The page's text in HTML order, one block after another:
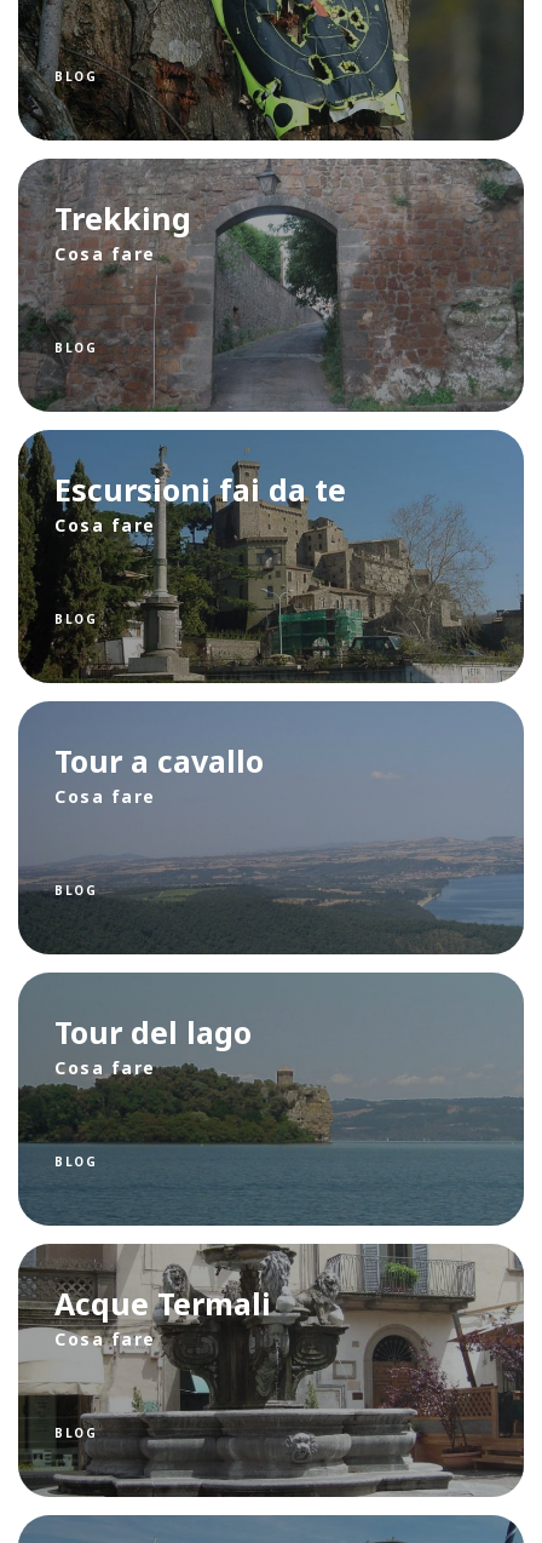
BLOG
Trekking
Cosa fare
BLOG
Escursioni fai da te
Cosa fare
BLOG
Tour a cavallo
Cosa fare
BLOG
Tour del lago
Cosa fare
BLOG
Acque Termali
Cosa fare
BLOG